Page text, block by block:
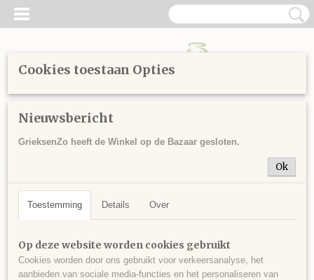
Inloggen
UW WINKELWAGEN
Cookies toestaan Opties
Nieuwsbericht
GrieksenZo heeft de Winkel op de Bazaar gesloten.
Ok
Toestemming Details Over
Op deze website worden cookies gebruikt
Cookies worden door ons gebruikt voor verkeersanalyse, het
aanbieden van sociale media-functies en het personaliseren van